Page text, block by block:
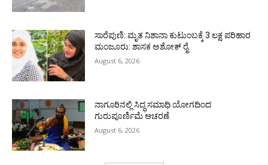
ಸಾರೆಪುಣಿ: ಮೃತ ನಿಶಾನಾ ಕುಟುಂಬಕ್ಕೆ 3 ಲಕ್ಷ ಪರಿಹಾರ
ಮಂಜೂರು: ಶಾಸಕ ಅಶೋಕ್ ರೈ
August 6, 2026
ನಾಗೂರಿನಲ್ಲಿ ಸಿದ್ಧ ಸಮಾಧಿ ಯೋಗದಿಂದ
ಗುರುಪೂರ್ಣಿಮೆ ಆಚರಣೆ
August 6, 2026